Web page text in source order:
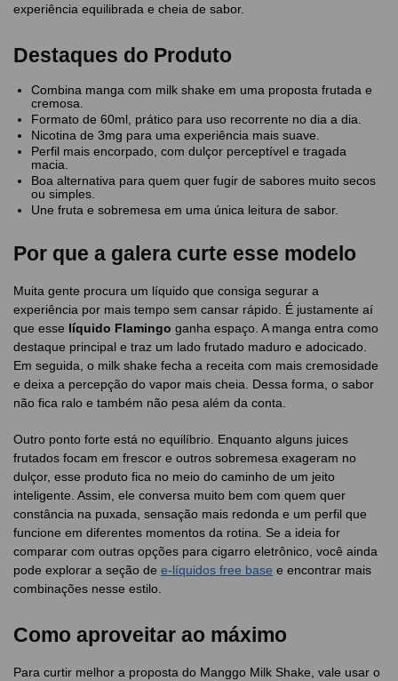
experiência equilibrada e cheia de sabor.
Destaques do Produto
Combina manga com milk shake em uma proposta frutada e
cremosa.
Formato de 60ml, prático para uso recorrente no dia a dia.
Nicotina de 3mg para uma experiência mais suave.
Perfil mais encorpado, com dulçor perceptível e tragada
macia.
Boa alternativa para quem quer fugir de sabores muito secos
ou simples.
Une fruta e sobremesa em uma única leitura de sabor.
Por que a galera curte esse modelo
Muita gente procura um líquido que consiga segurar a
experiência por mais tempo sem cansar rápido. É justamente aí
que esse líquido Flamingo ganha espaço. A manga entra como
destaque principal e traz um lado frutado maduro e adocicado.
Em seguida, o milk shake fecha a receita com mais cremosidade
e deixa a percepção do vapor mais cheia. Dessa forma, o sabor
não fica ralo e também não pesa além da conta.
Outro ponto forte está no equilíbrio. Enquanto alguns juices
frutados focam em frescor e outros sobremesa exageram no
dulçor, esse produto fica no meio do caminho de um jeito
inteligente. Assim, ele conversa muito bem com quem quer
constância na puxada, sensação mais redonda e um perfil que
funcione em diferentes momentos da rotina. Se a ideia for
comparar com outras opções para cigarro eletrônico, você ainda
pode explorar a seção de e-líquidos free base e encontrar mais
combinações nesse estilo.
Como aproveitar ao máximo
Para curtir melhor a proposta do Manggo Milk Shake, vale usar o